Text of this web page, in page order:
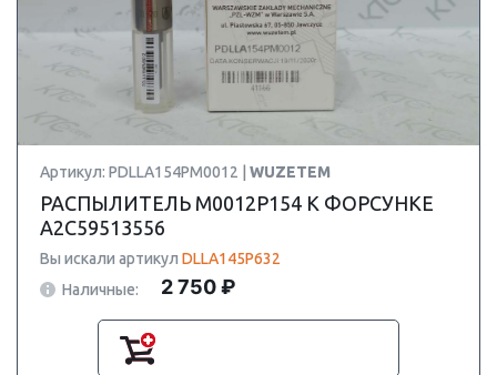
Артикул: PDLLA154PM0012 | WUZETEM
РАСПЫЛИТЕЛЬ M0012P154 К ФОРСУНКЕ
A2C59513556
Вы искали артикул DLLA145P632
Наличные:
2 750 ₽